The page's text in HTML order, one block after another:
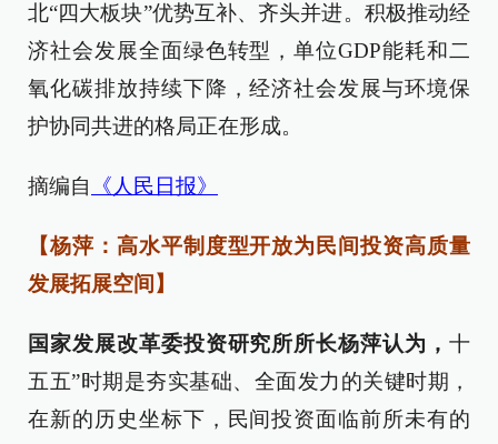
北“四大板块”优势互补、齐头并进。积极推动经
济社会发展全面绿色转型，单位GDP能耗和二
氧化碳排放持续下降，经济社会发展与环境保
护协同共进的格局正在形成。
摘编自 《人民日报》
【杨萍：高水平制度型开放为民间投资高质量
发展拓展空间】
国家发展改革委投资研究所所长杨萍认为， 十
五五”时期是夯实基础、全面发力的关键时期，
在新的历史坐标下，民间投资面临前所未有的